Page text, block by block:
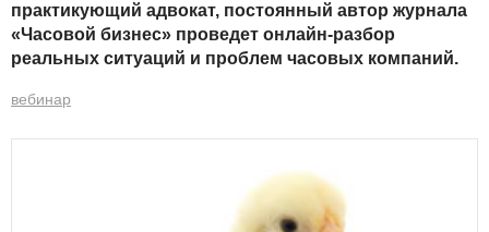
практикующий адвокат, постоянный автор журнала
«Часовой бизнес» проведет онлайн-разбор
реальных ситуаций и проблем часовых компаний.
вебинар